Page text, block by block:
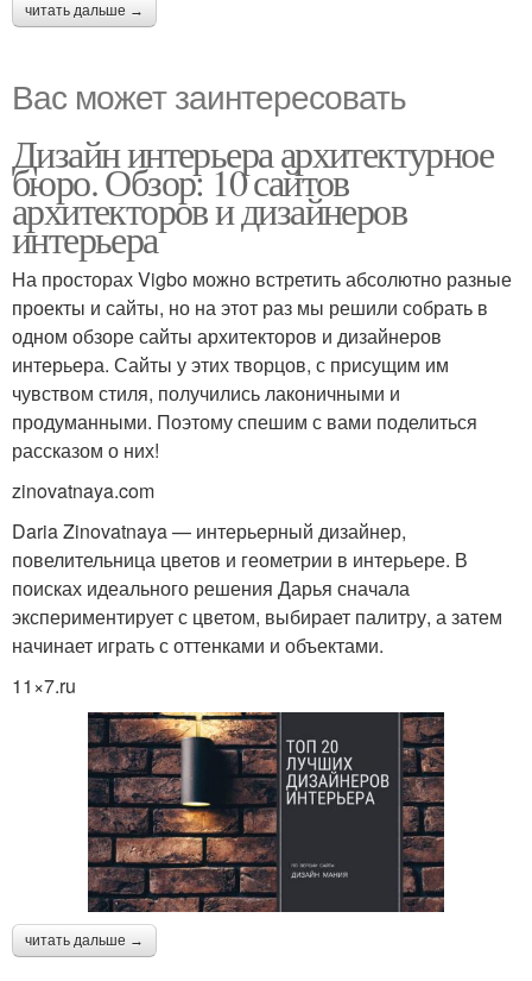
читать дальше →
Вас может заинтересовать
Дизайн интерьера архитектурное
бюро. Обзор: 10 сайтов
архитекторов и дизайнеров
интерьера
На просторах Vigbo можно встретить абсолютно разные
проекты и сайты, но на этот раз мы решили собрать в
одном обзоре сайты архитекторов и дизайнеров
интерьера. Сайты у этих творцов, с присущим им
чувством стиля, получились лаконичными и
продуманными. Поэтому спешим с вами поделиться
рассказом о них!
zinovatnaya.com
Daria Zinovatnaya — интерьерный дизайнер,
повелительница цветов и геометрии в интерьере. В
поисках идеального решения Дарья сначала
экспериментирует с цветом, выбирает палитру, а затем
начинает играть с оттенками и объектами.
11×7.ru
читать дальше →